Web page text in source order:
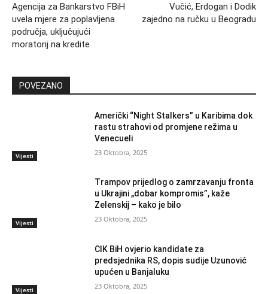
Agencija za Bankarstvo FBiH
uvela mjere za poplavljena
područja, uključujući
moratorij na kredite
Vučić, Erdogan i Dodik
zajedno na ručku u Beogradu
POVEZANO
Vijesti
Američki “Night Stalkers” u Karibima dok
rastu strahovi od promjene režima u
Venecueli
23 Oktobra, 2025
Vijesti
Trampov prijedlog o zamrzavanju fronta
u Ukrajini „dobar kompromis”, kaže
Zelenskij – kako je bilo
23 Oktobra, 2025
Vijesti
CIK BiH ovjerio kandidate za
predsjednika RS, dopis sudije Uzunović
upućen u Banjaluku
23 Oktobra, 2025